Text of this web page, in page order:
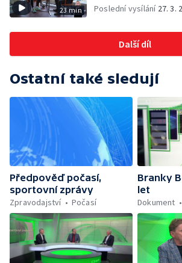
23 min
Poslední vysílání 27. 3.
Další díl
Ostatní také sledují
Předpověď počasí,
sportovní zprávy
Zpravodajství
Počasí
Branky
let
Dokument